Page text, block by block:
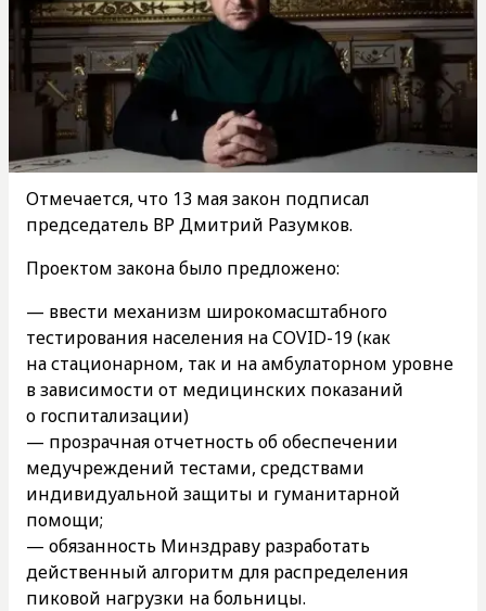
Отмечается, что 13 мая закон подписал
председатель ВР Дмитрий Разумков.
Проектом закона было предложено:
— ввести механизм широкомасштабного
тестирования населения на COVID-19 (как
на стационарном, так и на амбулаторном уровне
в зависимости от медицинских показаний
о госпитализации)
— прозрачная отчетность об обеспечении
медучреждений тестами, средствами
индивидуальной защиты и гуманитарной
помощи;
— обязанность Минздраву разработать
действенный алгоритм для распределения
пиковой нагрузки на больницы.